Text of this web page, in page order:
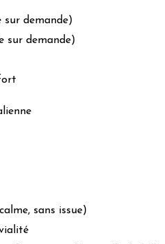
sur demande)
sur demande)
sans issue)